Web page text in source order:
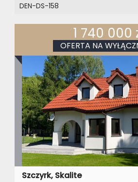
DEN-DS-158
1 740 000
OFERTA NA
dom na
Szczyrk, Skalite